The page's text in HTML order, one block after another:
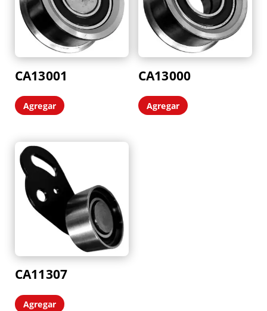
CA13001
Agregar
CA13000
Agregar
CA11307
Agregar